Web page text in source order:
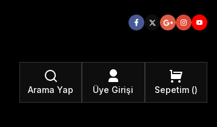
Arama Yap Üye Girişi Sepetim